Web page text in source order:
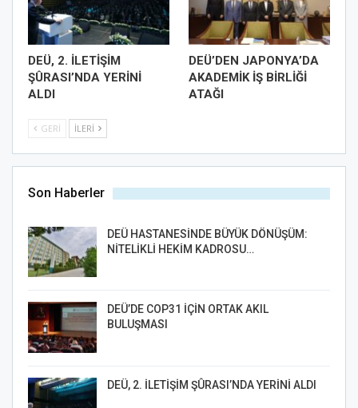
DEÜ, 2. İLETİŞİM
ŞÛRASI’NDA YERİNİ
ALDI
DEÜ’DEN JAPONYA’DA
AKADEMİK İŞ BİRLİĞİ
ATAĞI
GERI İLERI
Son Haberler
DEÜ HASTANESİNDE BÜYÜK DÖNÜŞÜM:
NİTELİKLİ HEKİM KADROSU…
DEÜ’DE COP31 İÇİN ORTAK AKIL
BULUŞMASI
DEÜ, 2. İLETİŞİM ŞÛRASI’NDA YERİNİ ALDI